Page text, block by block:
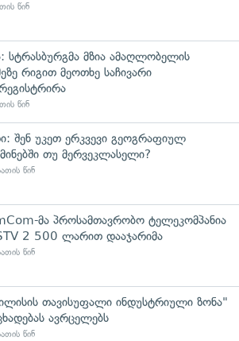
წინ
სტრასბურგმა მზია ამაღლობელის
რიგით მეოთხე საჩივარი
წინ
შენ უკეთ ერკვევი გეოგრაფიულ
თუ მერვეკლასელი?
წინ
მა პროსამთავრობო ტელეკომპანია
2 500 ლარით დააჯარიმა
წინ
თავისუფალი ინდუსტრიული ზონა"
ავრცელებს
წინ